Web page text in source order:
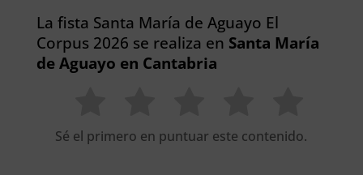
La fista Santa María de Aguayo El
Corpus 2026 se realiza en Santa María
de Aguayo en Cantabria
Sé el primero en puntuar este contenido.